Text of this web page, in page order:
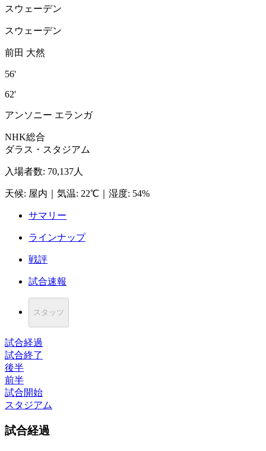
スウェーデン
スウェーデン
前田 大然
56'
62'
アンソニー エランガ
NHK総合
ダラス・スタジアム
入場者数: 70,137人
天候: 屋内 気温: 22℃ 湿度: 54%
サマリー
ラインナップ
戦評
試合速報
スタッツ
試合経過
試合終了
後半
前半
試合開始
スタジアム
試合経過